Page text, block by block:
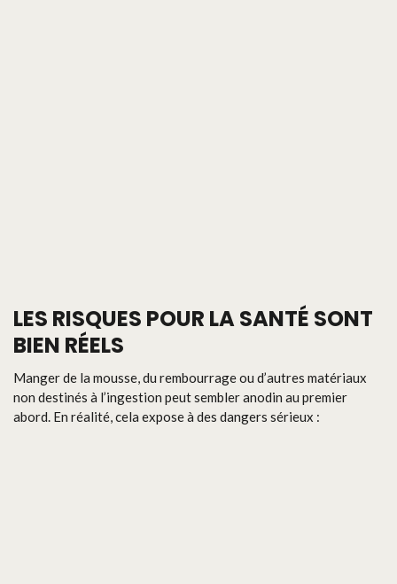
LES RISQUES POUR LA SANTÉ SONT
BIEN RÉELS
Manger de la mousse, du rembourrage ou d’autres matériaux
non destinés à l’ingestion peut sembler anodin au premier
abord. En réalité, cela expose à des dangers sérieux :